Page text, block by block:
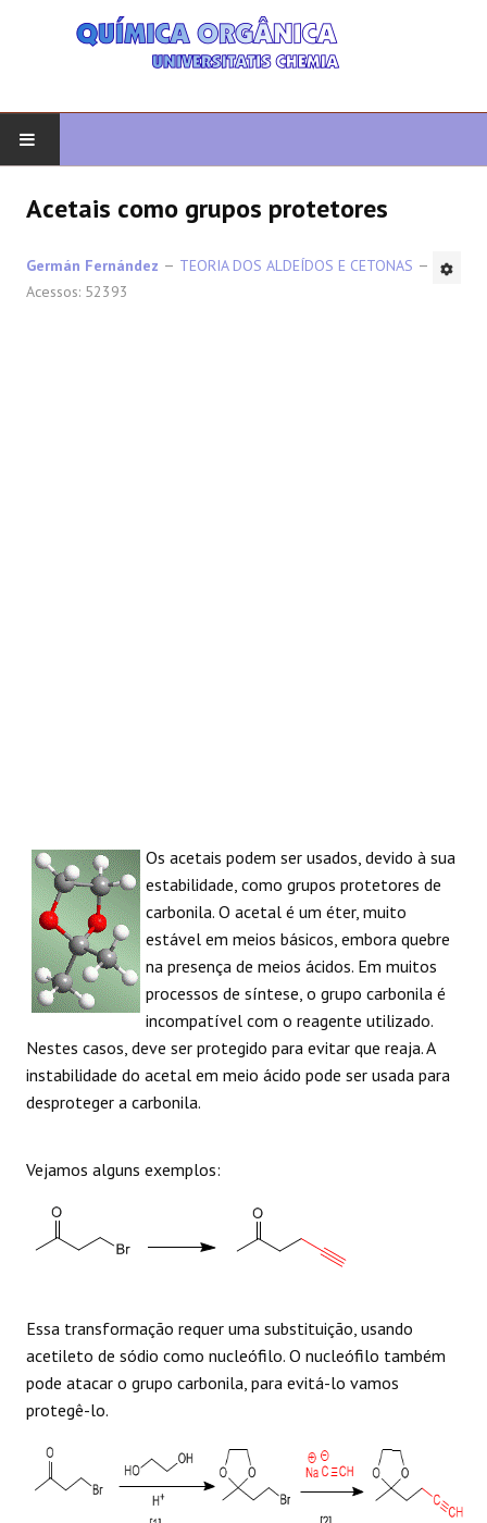
ORGÂNICO AVANÇADO
Acetais como grupos protetores
Germán Fernández
TEORIA DOS ALDEÍDOS E CETONAS
Acessos: 52393
Os acetais podem ser usados, devido à sua
estabilidade, como grupos protetores de
carbonila. O acetal é um éter, muito
estável em meios básicos, embora quebre
na presença de meios ácidos. Em muitos
processos de síntese, o grupo carbonila é
incompatível com o reagente utilizado.
Nestes casos, deve ser protegido para evitar que reaja. A
instabilidade do acetal em meio ácido pode ser usada para
desproteger a carbonila.
Vejamos alguns exemplos:
Essa transformação requer uma substituição, usando
acetileto de sódio como nucleófilo. O nucleófilo também
pode atacar o grupo carbonila, para evitá-lo vamos
protegê-lo.